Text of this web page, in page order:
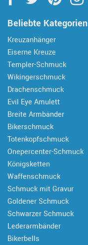
Beliebte Kategorien
Kreuzanhänger
Eiserne Kreuze
Templer-Schmuck
Wikingerschmuck
Drachenschmuck
Evil Eye Amulett
Breite Armbänder
Bikerschmuck
Totenkopfschmuck
Onepercenter-Schmuck
Königsketten
Waffenschmuck
Schmuck mit Gravur
Goldener Schmuck
Schwarzer Schmuck
Lederarmbänder
Bikerbells